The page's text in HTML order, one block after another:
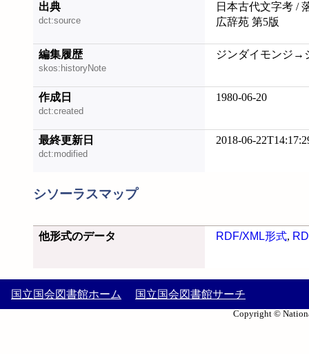
出典
dct:source
日本古代文字考 /
広辞苑 第5版
編集履歴
skos:historyNote
ジンダイモンジ→
作成日
dct:created
1980-06-20
最終更新日
dct:modified
2018-06-
シソーラスマップ
他形式のデータ RDF/XML形式,
国立国会図書館ホーム 国立国会図書館サーチ
Copyright ©